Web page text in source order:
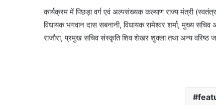
कार्यक्रम में पिछड़ा वर्ग एवं अल्पसंख्यक कल्याण राज्य मंत्री
विधायक भगवान दास सबनानी, विधायक रामेश्वर शर्मा, मुख्य
राजौरा, प्रमुख सचिव संस्कृति शिव शेखर शुक्ला तथा अन्य वरिष्ठ